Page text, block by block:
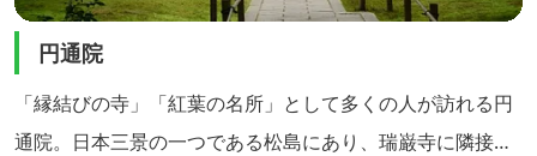
円通院
「縁結びの寺」「紅葉の名所」として多くの人が訪れる円
通院。日本三景の一つである松島にあり、瑞巌寺に隣接し